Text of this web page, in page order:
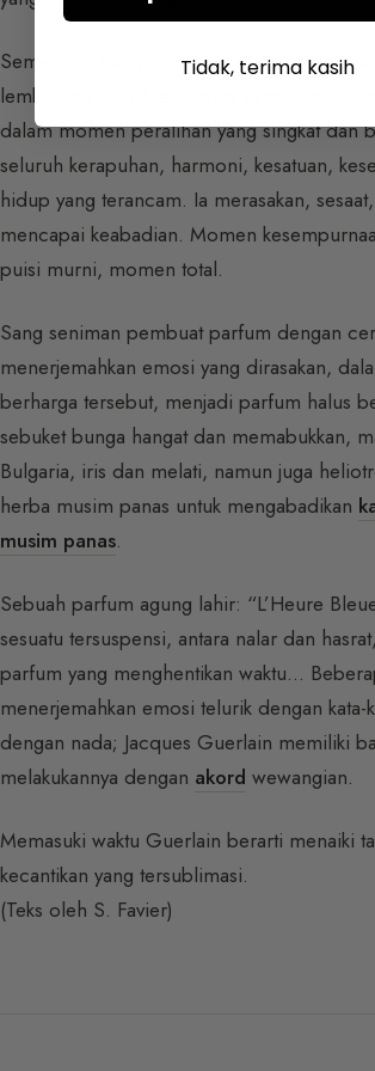
Sementara siang masih tersuspensi dan
lembut menyuntikkan napas sensualnya, ia
dalam momen peralihan yang singkat dan
seluruh kerapuhan, harmoni, kesatuan,
hidup yang terancam. Ia merasakan,
mencapai keabadian. Momen
puisi murni, momen total.
Sang seniman pembuat parfum dengan
menerjemahkan emosi yang dirasakan,
berharga tersebut, menjadi parfum halus
sebuket bunga hangat dan memabukkan,
Bulgaria, iris dan melati, namun juga
herba musim panas untuk mengabadikan
musim panas.
Sebuah parfum agung lahir: “L’Heure
sesuatu tersuspensi, antara nalar dan
parfum yang menghentikan waktu…
menerjemahkan emosi telurik dengan kata-
dengan nada; Jacques Guerlain memiliki
melakukannya dengan akord wewangian.
Memasuki waktu Guerlain berarti menaiki
kecantikan yang tersublimasi.
(Teks oleh S. Favier)
Tidak, terima kasih